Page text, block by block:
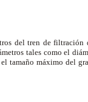
del tren de filtración
tales como el
tamaño máximo del